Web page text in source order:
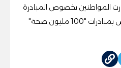
المواطنين بخصوص المبادرة
على الخط الساخن 15335 الخاص بمبادرات "100 مليون صحة"